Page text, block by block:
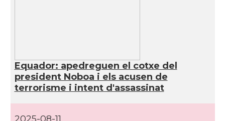
Equador: apedreguen el cotxe del
president Noboa i els acusen de
terrorisme i intent d'assassinat